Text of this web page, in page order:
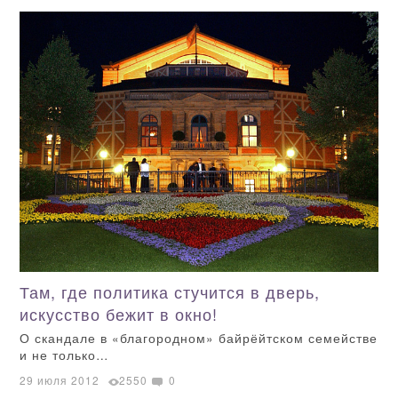
Там, где политика стучится в дверь,
искусство бежит в окно!
О скандале в «благородном» байрёйтском семействе
и не только…
29 июля 2012 2550 0